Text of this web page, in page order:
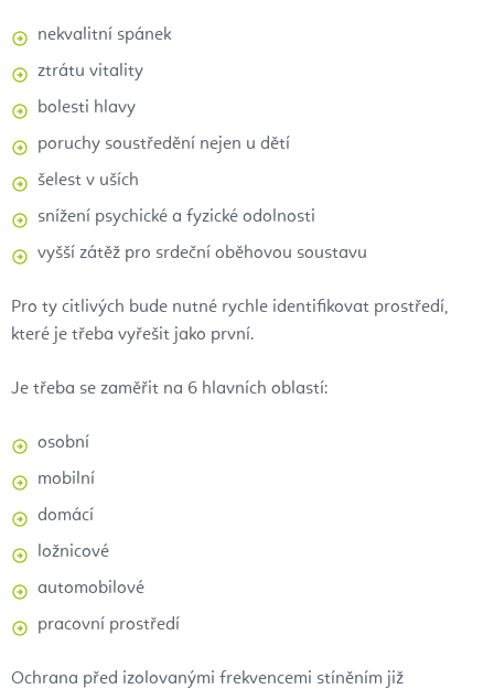
nekvalitní spánek
ztrátu vitality
bolesti hlavy
poruchy soustředění nejen u dětí
šelest v uších
snížení psychické a fyzické odolnosti
vyšší zátěž pro srdeční oběhovou soustavu
Pro ty citlivých bude nutné rychle identifikovat prostředí,
které je třeba vyřešit jako první.
Je třeba se zaměřit na 6 hlavních oblastí:
osobní
mobilní
domácí
ložnicové
automobilové
pracovní prostředí
Ochrana před izolovanými frekvencemi stíněním již